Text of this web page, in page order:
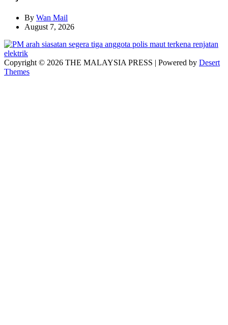
By Wan Mail
August 7, 2026
Copyright © 2026 THE MALAYSIA PRESS | Powered by Desert
Themes